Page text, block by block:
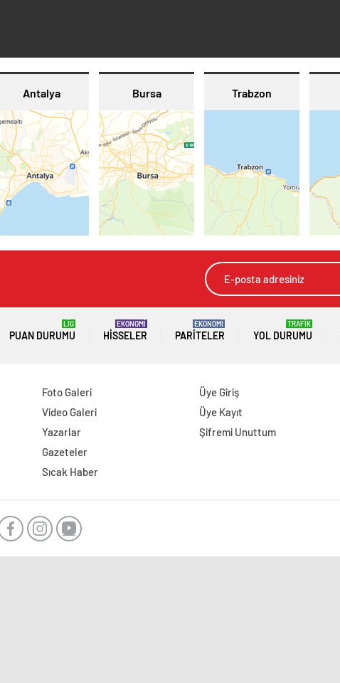
Antalya Bursa Trabzon
PUAN DURUMU
LİG
HISSELER
EKONOMİ
PARITELER
EKONOMİ
YOL DURUMU
TRAFİK
Foto Galeri
Video Galeri
Yazarlar
Gazeteler
Sıcak Haber
Üye Giriş
Üye Kayıt
Şifremi Unuttum